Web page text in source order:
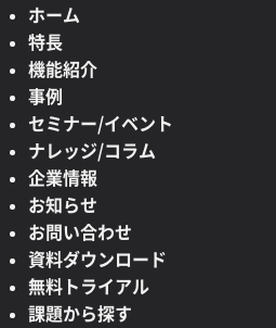
ホーム
特長
機能紹介
事例
セミナー/イベント
ナレッジ/コラム
企業情報
お知らせ
お問い合わせ
資料ダウンロード
無料トライアル
課題から探す